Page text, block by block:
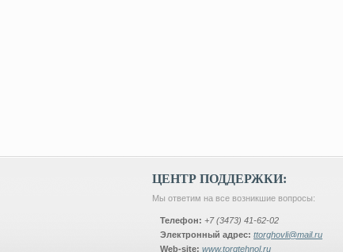
ЦЕНТР ПОДДЕРЖКИ:
Мы ответим на все возникшие вопросы:
Телефон: +7 (3473) 41-62-02
Электронный адрес: ttorghovli@mail.ru
Web-site: www.torgtehnol.ru